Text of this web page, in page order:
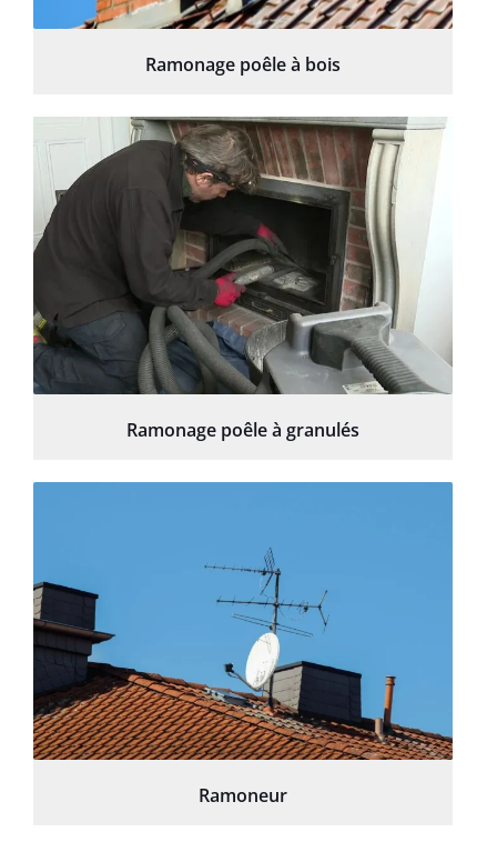
Ramonage poêle à bois
Ramonage poêle à granulés
Ramoneur